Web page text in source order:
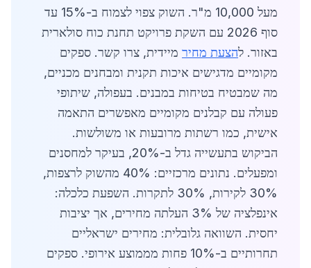
מעל 10,000 מ"ר. השוק צפוי לצמוח ב-15% עד
סוף 2026 עם השקת פרויקט תחנת כוח סולארית
באזור. להצעת מחיר מיידית, צרו קשר. ספקים
מקומיים מדגישים איכות תקנית ומבחנים מכניים,
מה שמבטיח בטיחות במבנים. בעפולה, שיתופי
פעולה עם קבלנים מקומיים מאפשרים התאמה
אישית, כמו רשתות מרובעות או משולשות.
הביקוש בתעשייה גדל ב-20%, בעיקר למחסנים
ומפעלים. נתונים מרכזיים: 40% מהשוק לרצפות,
30% לקירות, 30% לתקרות. השפעת כלכלה:
אינפלציה של 3% העלתה מחירים, אך יציבות
יחסית. השוואה גלובלית: מחירים ישראליים
תחרותיים ב-10% פחות מממוצע אירופי. ספקים